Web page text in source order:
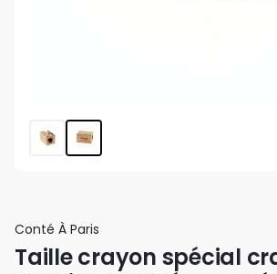
Conté À Paris
Taille crayon spécial